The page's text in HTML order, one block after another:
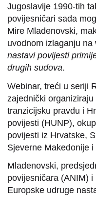
Jugoslavije 1990-tih
povijesničari sada
Mire Mladenovski,
uvodnom izlaganju na
nastavi povijesti
drugih sudova.
Webinar, treći u seriji
zajednički
tranzicijsku pravdu i
povijesti (HUNP),
povijesti iz Hrvatske,
Sjeverne Makedonije
Mladenovski,
povijesničara (ANIM)
Europske udruge